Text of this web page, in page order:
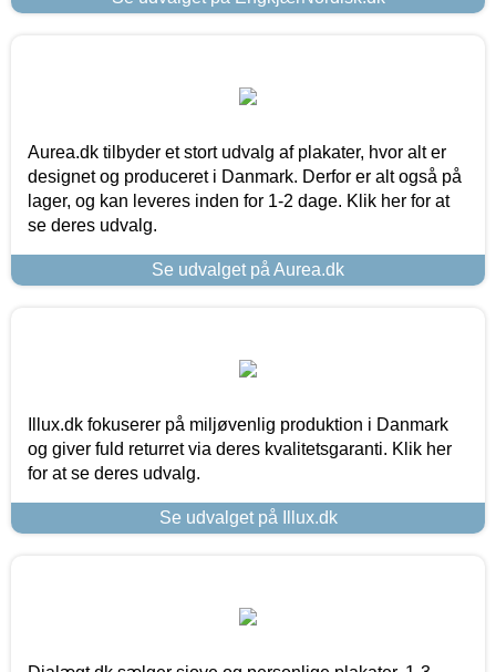
Aurea.dk tilbyder et stort udvalg af plakater, hvor alt er
designet og produceret i Danmark. Derfor er alt også på
lager, og kan leveres inden for 1-2 dage. Klik her for at
se deres udvalg.
Se udvalget på Aurea.dk
Illux.dk fokuserer på miljøvenlig produktion i Danmark
og giver fuld returret via deres kvalitetsgaranti. Klik her
for at se deres udvalg.
Se udvalget på Illux.dk